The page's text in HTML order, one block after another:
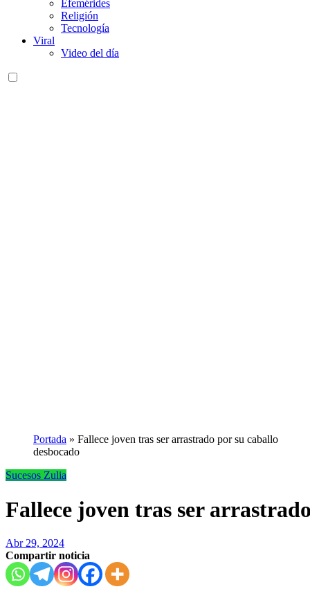
Efemérides
Religión
Tecnología
Viral
Video del día
Portada » Fallece joven tras ser arrastrado por su caballo
desbocado
Sucesos Zulia
Fallece joven tras ser
Abr 29, 2024
Compartir noticia